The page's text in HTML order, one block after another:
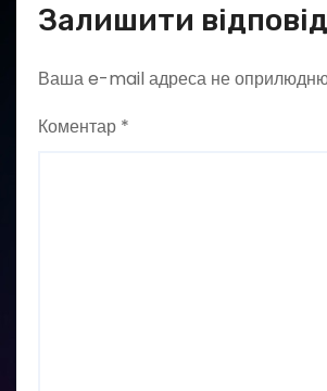
Залишити
Ваша e-mail адреса не
Коментар *